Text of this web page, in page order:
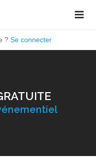
? Se connecter